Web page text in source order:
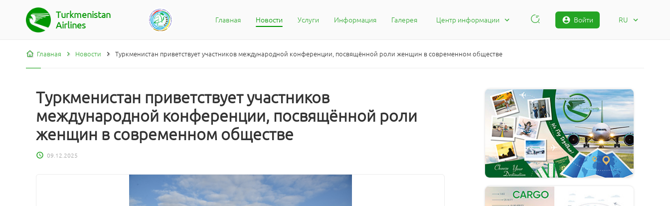
Turkmenistan
Airlines
Главная Новости Услуги Информация Галерея Центр информации
Вопросы и ответы
Войти RU
Главная Новости Туркменистан приветствует участников международной конференции, посвящённой роли женщин в современном обществе
Туркменистан приветствует участников
международной конференции, посвящённой роли
женщин в современном обществе
09.12.2025